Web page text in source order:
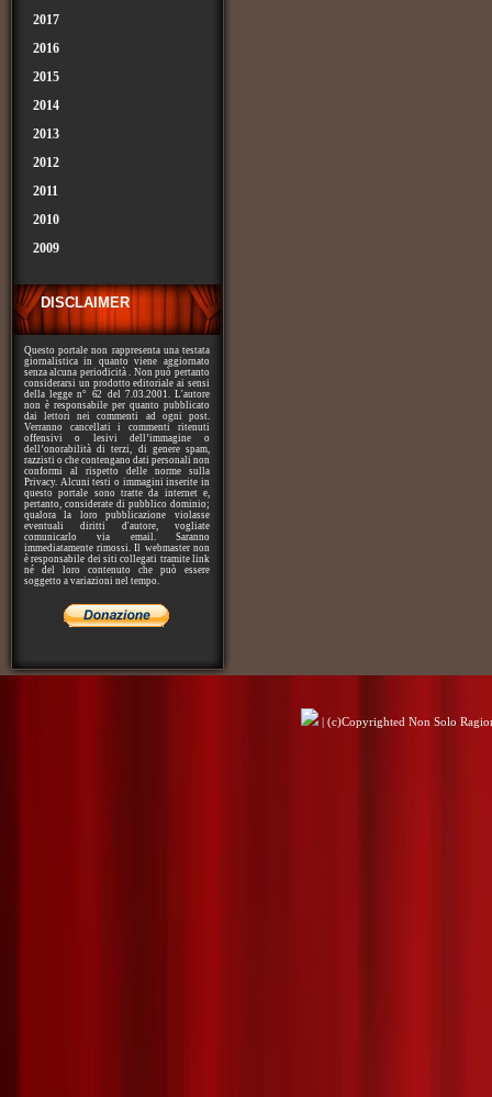
2017
2016
2015
2014
2013
2012
2011
2010
2009
DISCLAIMER
Questo portale non rappresenta una testata
giornalistica in quanto viene aggiornato
senza alcuna periodicità . Non può pertanto
considerarsi un prodotto editoriale ai sensi
della legge n° 62 del 7.03.2001. L'autore
non è responsabile per quanto pubblicato
dai lettori nei commenti ad ogni post.
Verranno cancellati i commenti ritenuti
offensivi o lesivi dell’immagine o
dell’onorabilità di terzi, di genere spam,
razzisti o che contengano dati personali non
conformi al rispetto delle norme sulla
Privacy. Alcuni testi o immagini inserite in
questo portale sono tratte da internet e,
pertanto, considerate di pubblico dominio;
qualora la loro pubblicazione violasse
eventuali diritti d'autore, vogliate
comunicarlo via email. Saranno
immediatamente rimossi. Il webmaster non
è responsabile dei siti collegati tramite link
né del loro contenuto che può essere
soggetto a variazioni nel tempo.
| (c)Copyrighted Non Solo